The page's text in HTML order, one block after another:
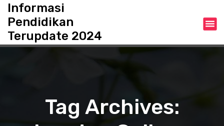
t
Informasi
Pendidikan
Terupdate 2024
Tag Archives: